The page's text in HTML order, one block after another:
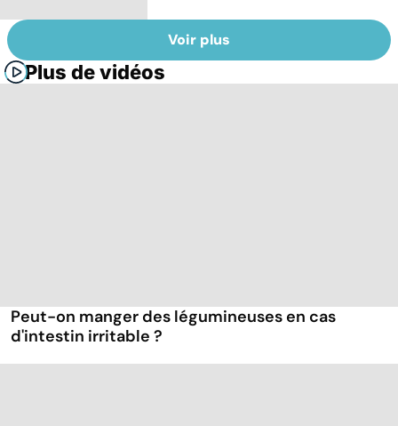
Voir plus
Plus de vidéos
Peut-on manger des légumineuses en cas
d'intestin irritable ?